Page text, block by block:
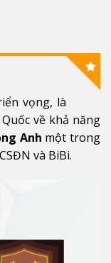
vọng, là
về khả năng
Anh một trong
và BiBi.